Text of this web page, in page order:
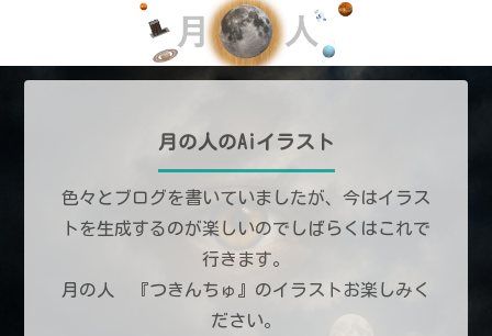
月の人のAiイラスト
色々とブログを書いていましたが、今はイラス
トを生成するのが楽しいのでしばらくはこれで
行きます。
月の人 『つきんちゅ』のイラストお楽しみく
ださい。